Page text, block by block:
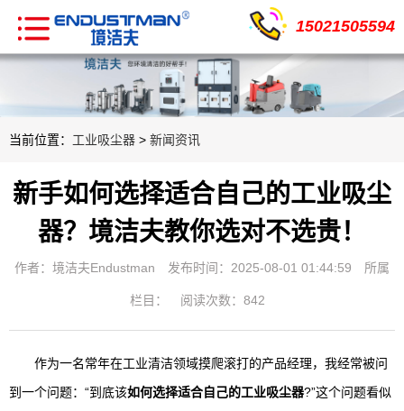
15021505594
当前位置： 工业吸尘器 > 新闻资讯
新手如何选择适合自己的工业吸尘
器？境洁夫教你选对不选贵！
作者：境洁夫Endustman 发布时间：2025-08-01 01:44:59 所属
栏目： 阅读次数：842
作为一名常年在工业清洁领域摸爬滚打的产品经理，我经常被问
到一个问题：“到底该如何选择适合自己的工业吸尘器?”这个问题看似